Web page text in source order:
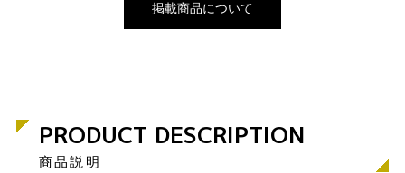
掲載商品について
PRODUCT DESCRIPTION
商品説明